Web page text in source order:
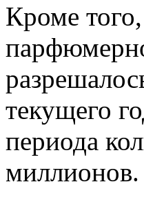
Кроме
текущего
периода